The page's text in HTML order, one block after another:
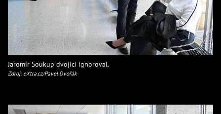
Jaromír Soukup dvojici ignoroval.
Zdroj: eXtra.cz/Pavel Dvořák